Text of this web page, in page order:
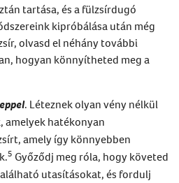
tartása, és a fülzsírdugó
kipróbálása után még
olvasd el néhány további
hogyan könnyítheted meg a
. Léteznek olyan vény nélkül
amelyek hatékonyan
amely így könnyebben
5 Győződj meg róla, hogy követed
utasításokat, és fordulj